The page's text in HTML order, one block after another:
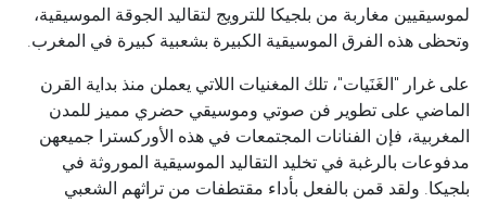
لموسيقيين مغاربة من بلجيكا للترويج لتقاليد الجوقة الموسيقية،
وتحظى هذه الفرق الموسيقية الكبيرة بشعبية كبيرة في المغرب.
على غرار "الغَنَيات"، تلك المغنيات اللاتي يعملن منذ بداية القرن
الماضي على تطوير فن صوتي وموسيقي حضري مميز للمدن
المغربية، فإن الفنانات المجتمعات في هذه الأوركسترا جميعهن
مدفوعات بالرغبة في تخليد التقاليد الموسيقية الموروثة في
بلجيكا. ولقد قمن بالفعل بأداء مقتطفات من تراثهم الشعبي